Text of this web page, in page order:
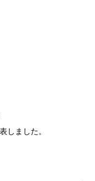
しました。